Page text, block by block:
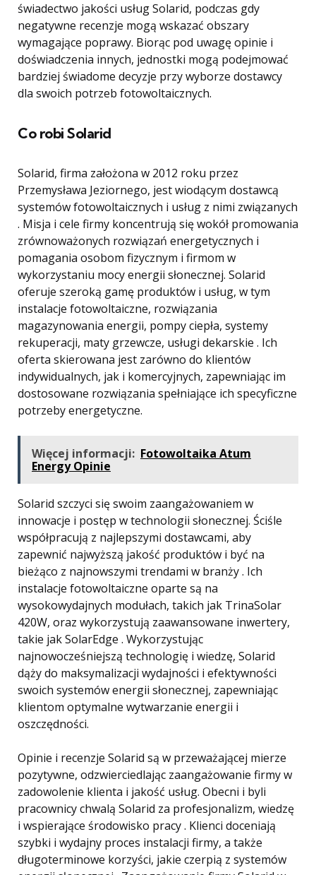
świadectwo jakości usług Solarid, podczas gdy
negatywne recenzje mogą wskazać obszary
wymagające poprawy. Biorąc pod uwagę opinie i
doświadczenia innych, jednostki mogą podejmować
bardziej świadome decyzje przy wyborze dostawcy
dla swoich potrzeb fotowoltaicznych.
Co robi Solarid
Solarid, firma założona w 2012 roku przez
Przemysława Jeziornego, jest wiodącym dostawcą
systemów fotowoltaicznych i usług z nimi związanych
. Misja i cele firmy koncentrują się wokół promowania
zrównoważonych rozwiązań energetycznych i
pomagania osobom fizycznym i firmom w
wykorzystaniu mocy energii słonecznej. Solarid
oferuje szeroką gamę produktów i usług, w tym
instalacje fotowoltaiczne, rozwiązania
magazynowania energii, pompy ciepła, systemy
rekuperacji, maty grzewcze, usługi dekarskie . Ich
oferta skierowana jest zarówno do klientów
indywidualnych, jak i komercyjnych, zapewniając im
dostosowane rozwiązania spełniające ich specyficzne
potrzeby energetyczne.
Więcej informacji: Fotowoltaika Atum
Energy Opinie
Solarid szczyci się swoim zaangażowaniem w
innowacje i postęp w technologii słonecznej. Ściśle
współpracują z najlepszymi dostawcami, aby
zapewnić najwyższą jakość produktów i być na
bieżąco z najnowszymi trendami w branży . Ich
instalacje fotowoltaiczne oparte są na
wysokowydajnych modułach, takich jak TrinaSolar
420W, oraz wykorzystują zaawansowane inwertery,
takie jak SolarEdge . Wykorzystując
najnowocześniejszą technologię i wiedzę, Solarid
dąży do maksymalizacji wydajności i efektywności
swoich systemów energii słonecznej, zapewniając
klientom optymalne wytwarzanie energii i
oszczędności.
Opinie i recenzje Solarid są w przeważającej mierze
pozytywne, odzwierciedlając zaangażowanie firmy w
zadowolenie klienta i jakość usług. Obecni i byli
pracownicy chwalą Solarid za profesjonalizm, wiedzę
i wspierające środowisko pracy . Klienci doceniają
szybki i wydajny proces instalacji firmy, a także
długoterminowe korzyści, jakie czerpią z systemów